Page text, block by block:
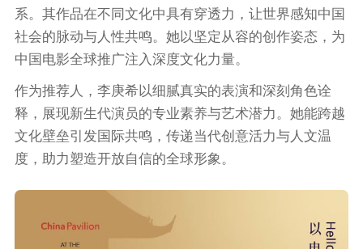
系。其作品在不同文化中具有穿透力，让世界感知中国
社会的脉动与人性共鸣。她以坚定从容的创作姿态，为
中国电影全球推广注入深度文化力量。
作为推荐人，李庚希以细腻真实的表演和深刻角色诠
释，展现新生代演员的专业素养与艺术潜力。她能跨越
文化壁垒引发国际共鸣，传递当代创意活力与人文温
度，助力塑造开放自信的全球形象。